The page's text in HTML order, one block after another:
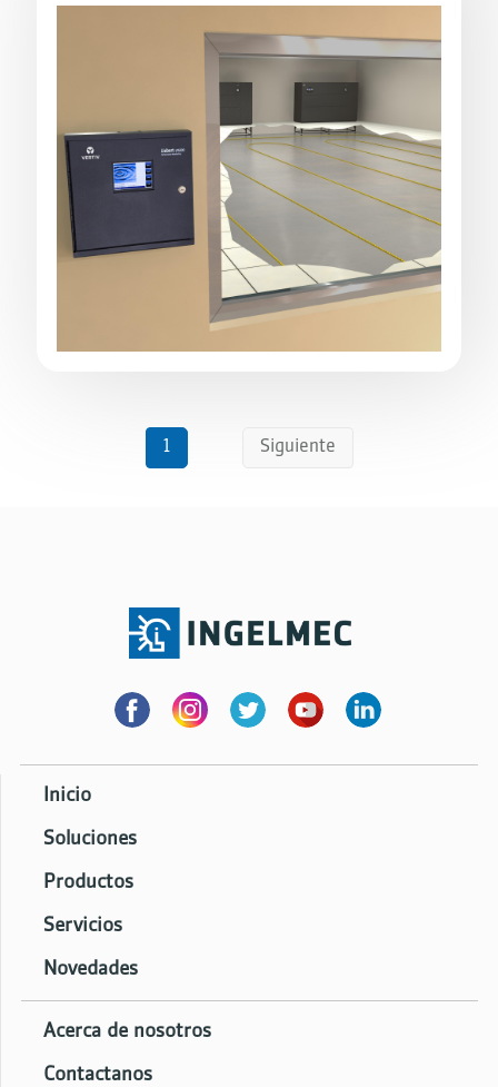
1 Siguiente
Inicio
Soluciones
Productos
Servicios
Novedades
Acerca de nosotros
Contactanos